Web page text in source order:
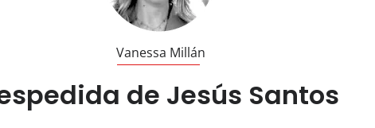
Vanessa Millán
de Jesús Santos